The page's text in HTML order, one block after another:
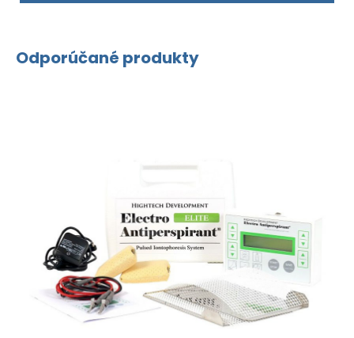
Odporúčané produkty